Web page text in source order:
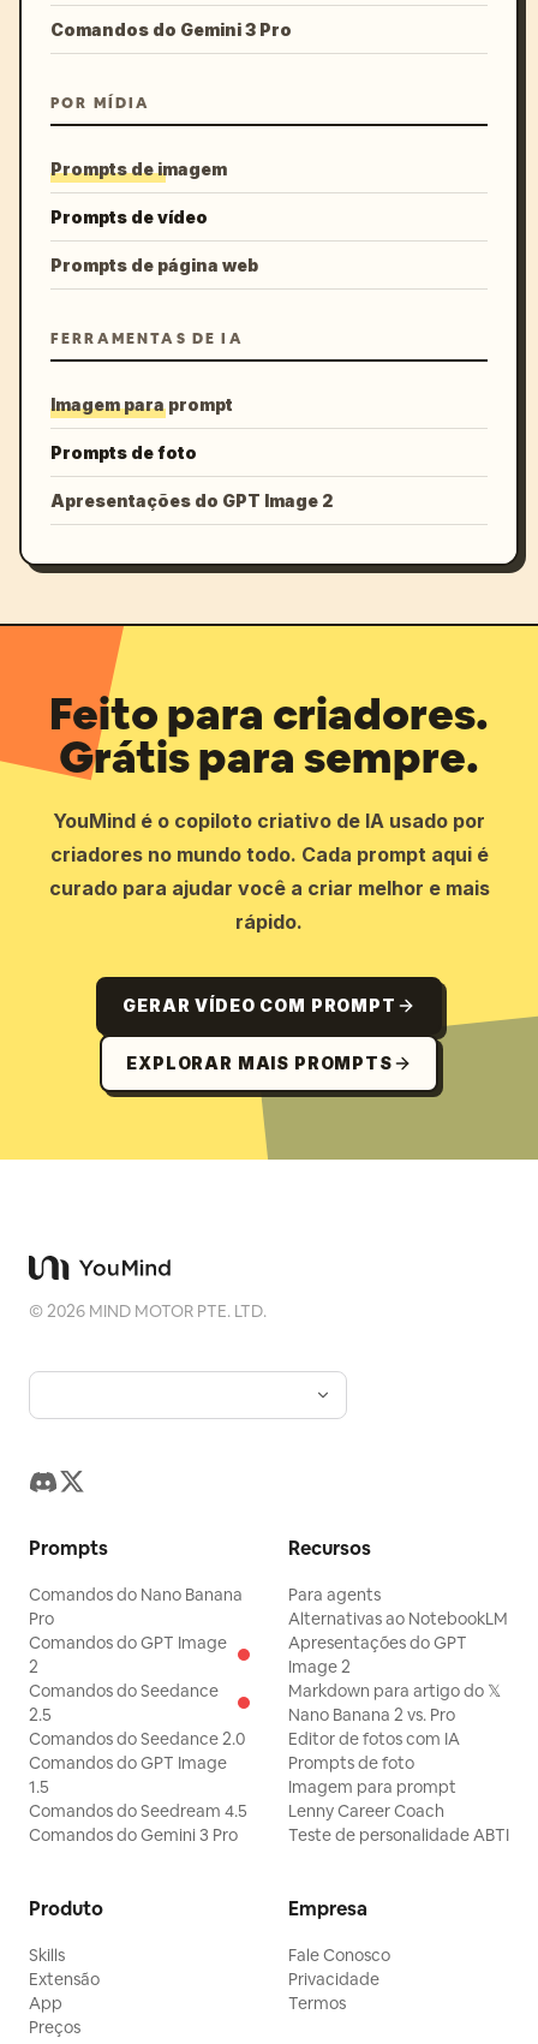
Comandos do Gemini 3 Pro
POR MÍDIA
Prompts de imagem
Prompts de vídeo
Prompts de página web
FERRAMENTAS DE IA
Imagem para prompt
Prompts de foto
Apresentações do GPT Image 2
Feito para criadores.
Grátis para sempre.
YouMind é o copiloto criativo de IA usado por
criadores no mundo todo. Cada prompt aqui é
curado para ajudar você a criar melhor e mais
rápido.
GERAR VÍDEO COM PROMPT
EXPLORAR MAIS PROMPTS
©2026 MIND MOTOR PTE. LTD.
Prompts
Comandos do Nano Banana
Pro
Comandos do GPT Image
2
Comandos do Seedance
2.5
Comandos do Seedance 2.0
Comandos do GPT Image
1.5
Comandos do Seedream 4.5
Comandos do Gemini 3 Pro
Recursos
Para agents
Alternativas ao NotebookLM
Apresentações do GPT
Image 2
Markdown para artigo do 𝕏
Nano Banana 2 vs. Pro
Editor de fotos com IA
Prompts de foto
Imagem para prompt
Lenny Career Coach
Teste de personalidade ABTI
Produto
Skills
Extensão
App
Preços
Empresa
Fale Conosco
Privacidade
Termos